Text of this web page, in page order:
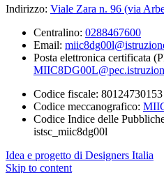
Indirizzo: Viale Zara n. 96 (via
Centralino: 0288467600
Email:
Posta elettronica certificata
Codice fiscale: 80124730153
Codice meccanografico:
Codice Indice delle
istsc_miic8dg00l
Idea e progetto di Designers Italia
Skip to content